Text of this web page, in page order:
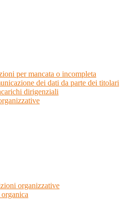
per mancata o incompleta
dei dati da parte dei titolari
dirigenziali
organizzative